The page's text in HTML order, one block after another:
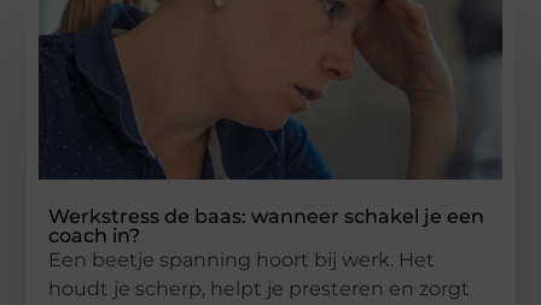
Werkstress de baas: wanneer schakel je een
coach in?
Een beetje spanning hoort bij werk. Het
houdt je scherp, helpt je presteren en zorgt